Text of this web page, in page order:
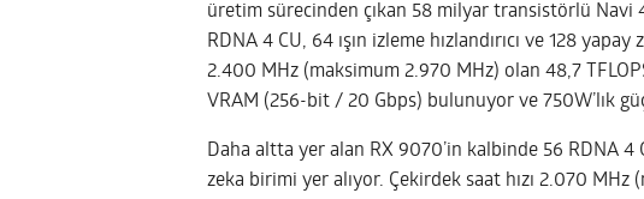
üretim sürecinden çıkan 58 milyar transistörlü Navi
RDNA 4 CU, 64 ışın izleme hızlandırıcı ve 128
2.400 MHz (maksimum 2.970 MHz) olan 48,7
VRAM (256-bit / 20 Gbps) bulunuyor ve 750W’lık
Daha altta yer alan RX 9070’in kalbinde 56 RDNA 4
zeka birimi yer alıyor. Çekirdek saat hızı 2.070 MHz